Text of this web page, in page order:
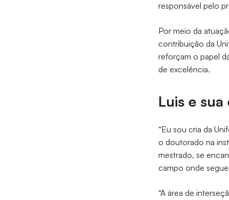
responsável pelo
Por meio da
contribuição da
reforçam o papel
de excelência.
Luis e
“Eu sou cria da
o doutorado na
mestrado, se
campo onde
“A área de